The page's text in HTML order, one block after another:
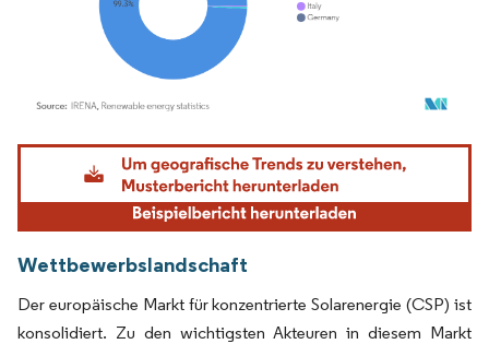
Bild © Mordor Intelligence. Wiederverwendung erfordert Namensnennung gemäß
Wettbewerbslandschaft
Der europäische Markt für konzentrierte Solarenergie (CSP) ist
konsolidiert. Zu den wichtigsten Akteuren in diesem Markt